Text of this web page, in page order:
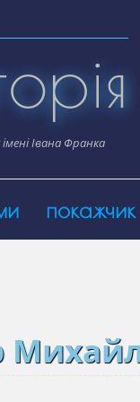
Івана Франка
покажчик